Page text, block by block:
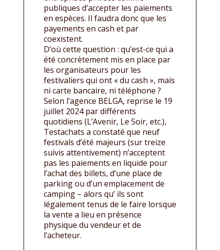
publiques d’accepter les paiements
en espèces. Il faudra donc que les
payements en cash et par
coexistent.
D’où cette question : qu’est-ce qui a
été concrètement mis en place par
les organisateurs pour les
festivaliers qui ont « du cash », mais
ni carte bancaire, ni téléphone ?
Selon l’agence BELGA, reprise le 19
juillet 2024 par différents
quotidiens (L’Avenir, Le Soir, etc.),
Testachats a constaté que neuf
festivals d’été majeurs (sur treize
suivis attentivement) n’acceptent
pas les paiements en liquide pour
l’achat des billets, d’une place de
parking ou d’un emplacement de
camping – alors qu’ ils sont
légalement tenus de le faire lorsque
la vente a lieu en présence
physique du vendeur et de
l’acheteur.